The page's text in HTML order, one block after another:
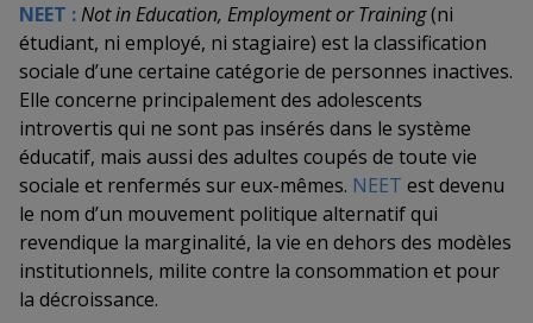
NEET :Not in Education, Employment or Training(ni
étudiant, ni employé, ni stagiaire) est la classification
sociale d’une certaine catégorie de personnes inactives.
Elle concerne principalement des adolescents
introvertis qui ne sont pas insérés dans le système
éducatif, mais aussi des adultes coupés de toute vie
sociale et renfermés sur eux-mêmes. NEET est devenu
le nom d’un mouvement politique alternatif qui
revendique la marginalité, la vie en dehors des modèles
institutionnels, milite contre la consommation et pour
la décroissance.